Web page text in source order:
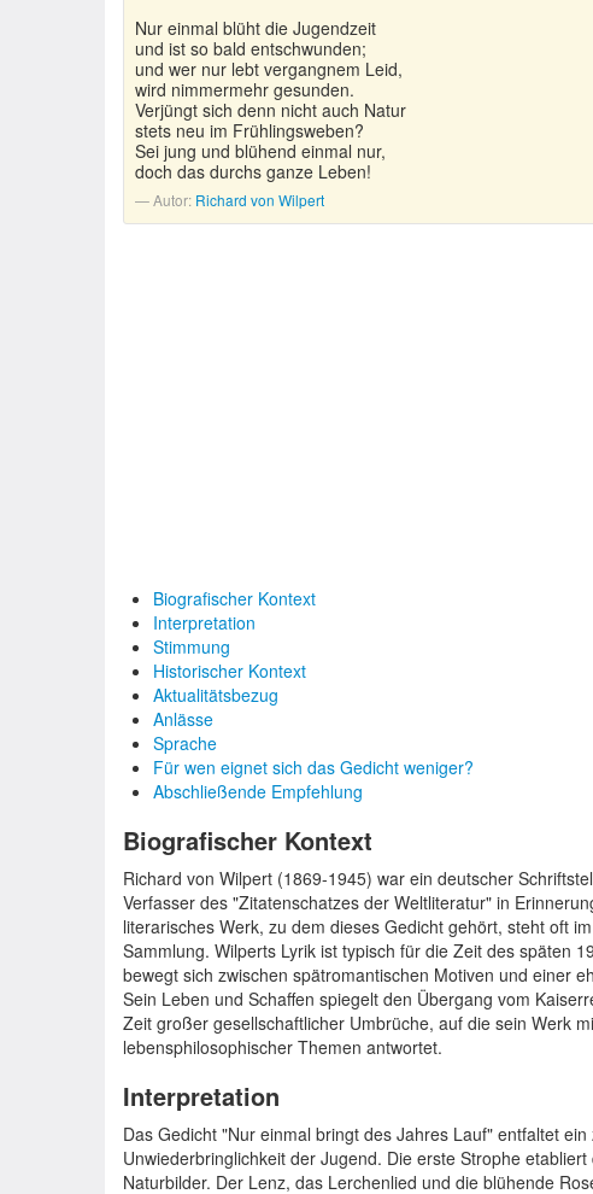
Nur einmal blüht die Jugendzeit
und ist so bald entschwunden;
und wer nur lebt vergangnem Leid,
wird nimmermehr gesunden.
Verjüngt sich denn nicht auch Natur
stets neu im Frühlingsweben?
Sei jung und blühend einmal nur,
doch das durchs ganze Leben!
Autor: Richard von Wilpert
Biografischer Kontext
Interpretation
Stimmung
Historischer Kontext
Aktualitätsbezug
Anlässe
Sprache
Für wen eignet sich das Gedicht weniger?
Abschließende Empfehlung
Biografischer Kontext
Richard von Wilpert (1869-1945) war ein deutscher
Verfasser des "Zitatenschatzes der Weltliteratur" in
literarisches Werk, zu dem dieses Gedicht gehört, steht oft
Sammlung. Wilperts Lyrik ist typisch für die Zeit des späten
bewegt sich zwischen spätromantischen Motiven und einer
Sein Leben und Schaffen spiegelt den Übergang vom
Zeit großer gesellschaftlicher Umbrüche, auf die sein Werk
lebensphilosophischer Themen antwortet.
Interpretation
Das Gedicht "Nur einmal bringt des Jahres Lauf" entfaltet
Unwiederbringlichkeit der Jugend. Die erste Strophe
Naturbilder. Der Lenz, das Lerchenlied und die blühende